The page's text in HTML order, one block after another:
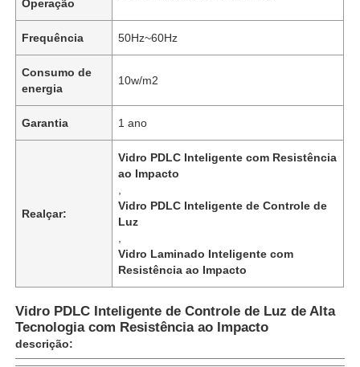
Produtos
Operação
Frequência 50Hz~60Hz
Consumo de
energia
10w/m2
Garantia 1 ano
Realçar:
Vidro PDLC Inteligente com Resistência
ao Impacto
Vidro PDLC Inteligente de Controle de
Luz
Vidro Laminado Inteligente com
Resistência ao Impacto
Vidro PDLC Inteligente de Controle de Luz de Alta
Tecnologia com Resistência ao Impacto
descrição: